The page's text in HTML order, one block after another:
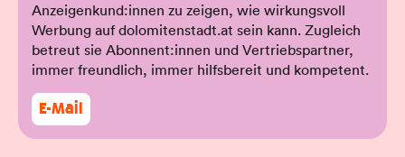
Anzeigenkund:innen zu zeigen, wie wirkungsvoll
Werbung auf dolomitenstadt.at sein kann. Zugleich
betreut sie Abonnent:innen und Vertriebspartner,
immer freundlich, immer hilfsbereit und kompetent.
E-Mail